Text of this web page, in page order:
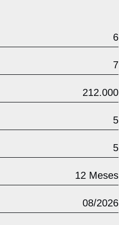
6
7
212.000
5
5
12 Meses
08/2026